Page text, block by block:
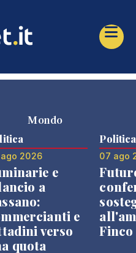
Mondo
2026
e
a
e
verso
quota
Politica
07 ago
Finco